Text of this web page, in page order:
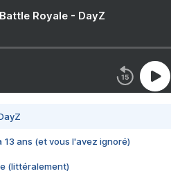
Royale - DayZ
13 ans (et vous l'avez ignoré)
(littéralement)